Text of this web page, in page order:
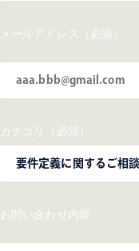
メールアドレス（必須）
カテゴリ（必須）
お問い合わせ内容